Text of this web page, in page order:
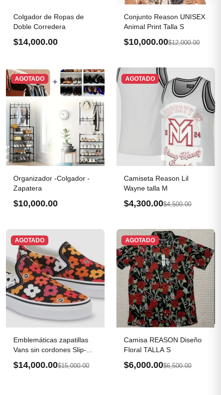
Colgador de Ropas de
Doble Corredera
$14,000.00
Conjunto Reason UNISEX
Animal Print Talla S
$10,000.00$12,000.00
AGOTADO
Organizador -Colgador -
Zapatera
$10,000.00
AGOTADO
Camiseta Reason Lil
Wayne talla M
$4,300.00$4,500.00
AGOTADO
Emblemáticas zapatillas
Vans sin cordones Slip-...
$14,000.00$15,000.00
AGOTADO
Camisa REASON Diseño
Floral TALLA S
$6,000.00$6,500.00